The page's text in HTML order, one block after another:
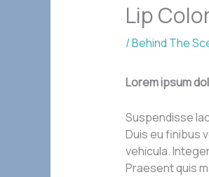
Lip
/Behind The
Lorem ipsum
Suspendisse
Duis eu finibus
vehicula.
Praesent quis